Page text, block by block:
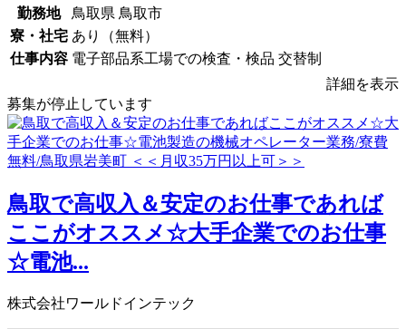
勤務地
鳥取県 鳥取市
寮・社宅 あり（無料）
仕事内容 電子部品系工場での検査・検品 交替制
詳細を表示
募集が停止しています
鳥取で高収入＆安定のお仕事であれば
ここがオススメ☆大手企業でのお仕事
☆電池...
株式会社ワールドインテック